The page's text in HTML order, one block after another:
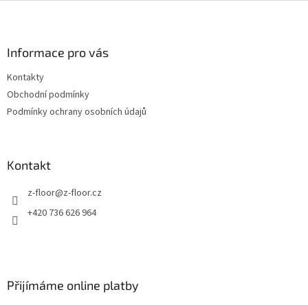
Informace pro vás
Kontakty
Obchodní podmínky
Podmínky ochrany osobních údajů
Kontakt
z-floor@z-floor.cz
+420 736 626 964
Přijímáme online platby